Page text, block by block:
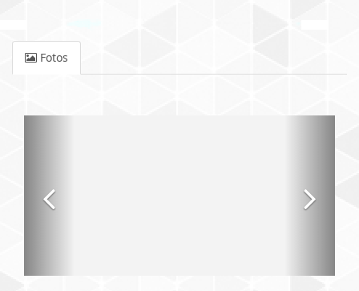
Fotos